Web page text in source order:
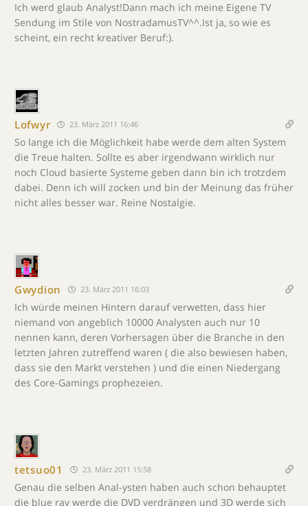
Ich werd glaub Analyst!Dann mach ich meine Eigene TV
Sendung im Stile von NostradamusTV^^.Ist ja, so wie es
scheint, ein recht kreativer Beruf:).
Lofwyr 23. März 2011 16:46
So lange ich die Möglichkeit habe werde dem alten System
die Treue halten. Sollte es aber irgendwann wirklich nur
noch Cloud basierte Systeme geben dann bin ich trotzdem
dabei. Denn ich will zocken und bin der Meinung das früher
nicht alles besser war. Reine Nostalgie.
Gwydion 23. März 2011 16:03
Ich würde meinen Hintern darauf verwetten, dass hier
niemand von angeblich 10000 Analysten auch nur 10
nennen kann, deren Vorhersagen über die Branche in den
letzten Jahren zutreffend waren ( die also bewiesen haben,
dass sie den Markt verstehen ) und die einen Niedergang
des Core-Gamings prophezeien.
tetsuo01 23. März 2011 15:58
Genau die selben Anal-ysten haben auch schon behauptet
die blue ray werde die DVD verdrängen und 3D werde sich